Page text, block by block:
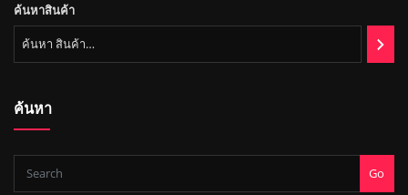
ค้นหาสินค้า
ค้นหา
Go